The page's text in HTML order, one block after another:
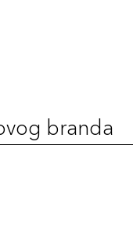
branda